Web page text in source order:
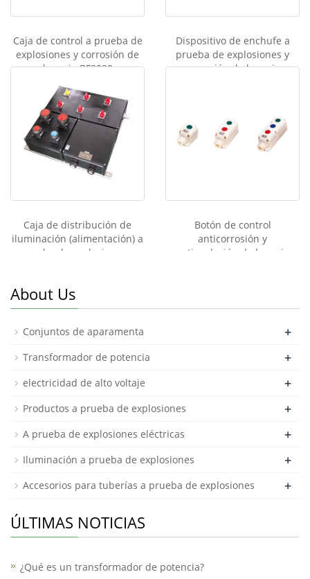
Caja de control a prueba de
explosiones y corrosión de
la serie BF8030
Dispositivo de enchufe a
prueba de explosiones y
corrosión de la serie
Caja de distribución de
iluminación (alimentación) a
prueba de explosiones y
Botón de control
anticorrosión y
antiexplosión de la serie
About Us
Conjuntos de aparamenta +
Transformador de potencia +
electricidad de alto voltaje +
Productos a prueba de explosiones +
A prueba de explosiones eléctricas +
Iluminación a prueba de explosiones +
Accesorios para tuberías a prueba de explosiones +
ÚLTIMAS NOTICIAS
¿Qué es un transformador de potencia?